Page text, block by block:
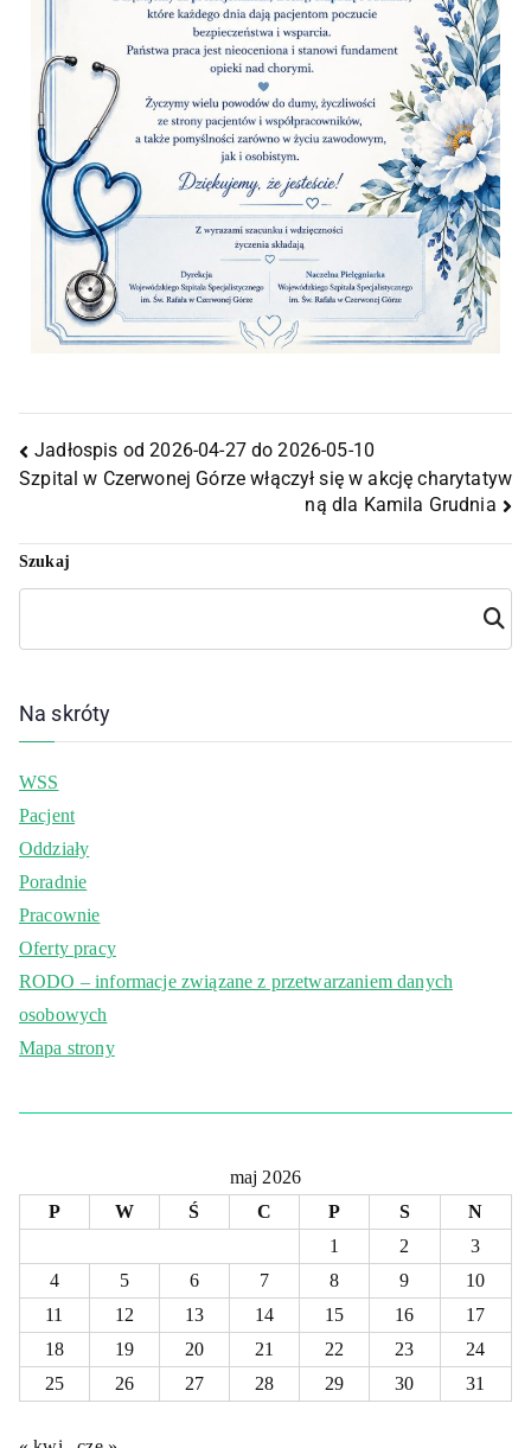
Jadłospis od 2026-04-27 do 2026-05-10
Szpital w Czerwonej Górze włączył się w akcję charytatyw
ną dla Kamila Grudnia
Szukaj
Szuka
j
Na skróty
WSS
Pacjent
Oddziały
Poradnie
Pracownie
Oferty pracy
RODO – informacje związane z przetwarzaniem danych
osobowych
Mapa strony
maj 2026
P
W Ś C P S
N
1
2
3
4
5 6 7 8 9
10
11
12 13 14 15 16
17
18
19 20 21 22 23
24
25
26 27 28 29 30 31